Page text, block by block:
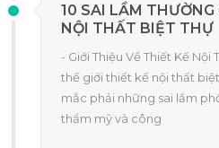
10 SAI LẦM
NỘI THẤT BIỆT THỰ
- Giới Thiệu Về Thiết Kế
thế giới thiết kế nội thất
mắc phải những sai lầm
thẩm mỹ và công